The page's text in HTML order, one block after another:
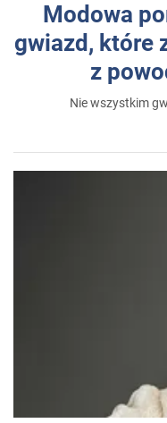
Modowa
gwiazd, które
z
Nie wszystkim